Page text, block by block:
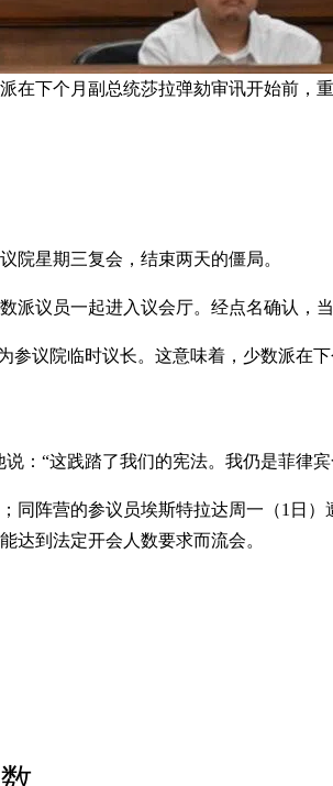
下个月副总统莎拉弹劾审讯开始前，
院星期三复会，结束两天的僵局。
议员一起进入议会厅。经点名确认，
参议院临时议长。这意味着，少数派在
：“这践踏了我们的宪法。我仍是菲律
阵营的参议员埃斯特拉达周一（1日
达到法定开会人数要求而流会。